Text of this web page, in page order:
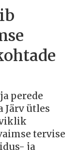
perede
Järv ütles
tervise
ja